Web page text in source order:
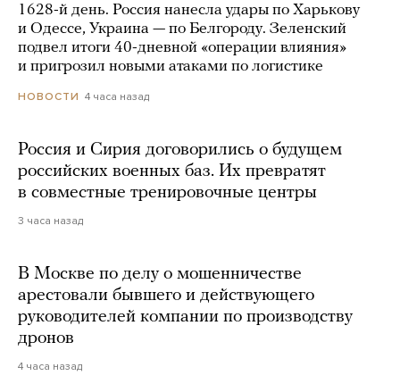
1628-й день. Россия нанесла удары по Харькову
и Одессе, Украина — по Белгороду. Зеленский
подвел итоги 40-дневной «операции влияния»
и пригрозил новыми атаками по логистике
НОВОСТИ 4 часа назад
Россия и Сирия договорились о будущем
российских военных баз. Их превратят
в совместные тренировочные центры
3 часа назад
В Москве по делу о мошенничестве
арестовали бывшего и действующего
руководителей компании по производству
дронов
4 часа назад